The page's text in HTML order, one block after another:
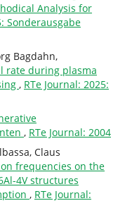
Analysis for
Sonderausgabe
Bagdahn,
rate during plasma
, RTe Journal: 2025:
, RTe Journal: 2004
Claus
frequencies on the
4V structures
, RTe Journal: